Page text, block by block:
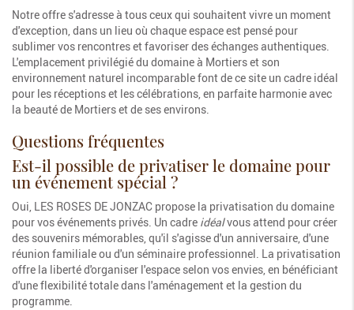
Notre offre s'adresse à tous ceux qui souhaitent vivre un moment
d'exception, dans un lieu où chaque espace est pensé pour
sublimer vos rencontres et favoriser des échanges authentiques.
L'emplacement privilégié du domaine à Mortiers et son
environnement naturel incomparable font de ce site un cadre idéal
pour les réceptions et les célébrations, en parfaite harmonie avec
la beauté de Mortiers et de ses environs.
Questions fréquentes
Est-il possible de privatiser le domaine pour
un événement spécial ?
Oui, LES ROSES DE JONZAC propose la privatisation du domaine
pour vos événements privés. Un cadre idéalvous attend pour créer
des souvenirs mémorables, qu'il s'agisse d'un anniversaire, d'une
réunion familiale ou d'un séminaire professionnel. La privatisation
offre la liberté d'organiser l'espace selon vos envies, en bénéficiant
d'une flexibilité totale dans l'aménagement et la gestion du
programme.